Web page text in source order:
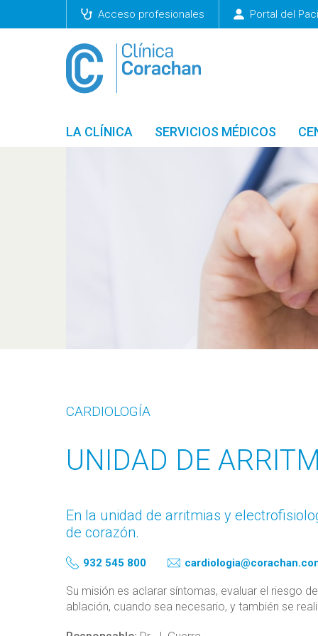
Acceso profesionales Portal del
LA CLÍNICA SERVICIOS MÉDICOS
CARDIOLOGÍA
UNIDAD DE
En la unidad de arritmias y
de corazón.
932 545 800
Su misión es aclarar síntomas, evaluar el riesgo
ablación, cuando sea necesario, y también se